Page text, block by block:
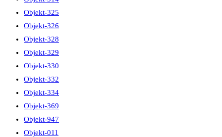
Objekt-325
Objekt-326
Objekt-328
Objekt-329
Objekt-330
Objekt-332
Objekt-334
Objekt-369
Objekt-947
Objekt-011